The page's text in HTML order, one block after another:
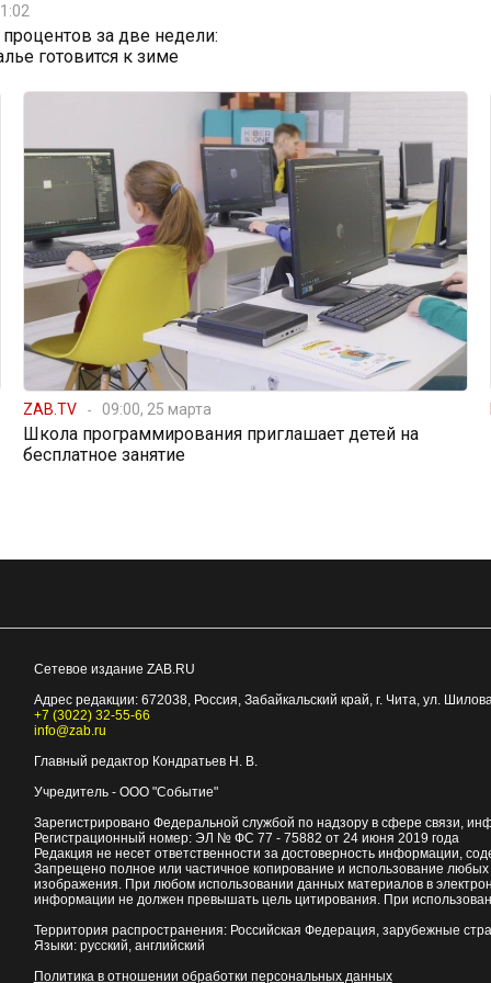
за две недели:
готовится к зиме
ZAB.TV 09:00, 25 марта
Школа программирования приглашает детей на
бесплатное занятие
Сетевое издание ZAB.RU
Адрес редакции: 672038, Россия, Забайкальский край, г. Чита, ул.
+7 (3022) 32-55-66
info@zab.ru
Главный редактор Кондратьев Н. В.
Учредитель - ООО "Событие"
Зарегистрировано Федеральной службой по надзору в сфере связи,
Регистрационный номер: ЭЛ № ФС 77 - 75882 от 24 июня 2019 года
Редакция не несет ответственности за достоверность информации,
Запрещено полное или частичное копирование и использование
изображения. При любом использовании данных материалов в
информации не должен превышать цель цитирования. При
Территория распространения: Российская Федерация, зарубежные
Языки: русский, английский
Политика в отношении обработки персональных данных